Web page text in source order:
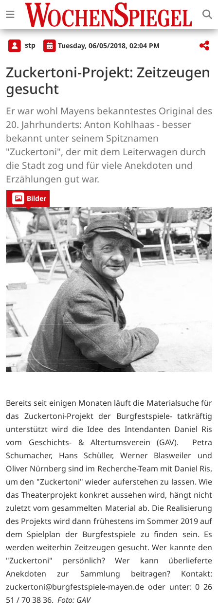
stp Tuesday, 06/05/2018, 02:04 PM
Zuckertoni-Projekt: Zeitzeugen
gesucht
Er war wohl Mayens bekanntestes Original des
20. Jahrhunderts: Anton Kohlhaas - besser
bekannt unter seinem Spitznamen
"Zuckertoni", der mit dem Leiterwagen durch
die Stadt zog und für viele Anekdoten und
Erzählungen gut war.
Bilder
Bereits seit einigen Monaten läuft die Materialsuche für
das Zuckertoni-Projekt der Burgfestspiele- tatkräftig
unterstützt wird die Idee des Intendanten Daniel Ris
vom Geschichts- & Altertumsverein (GAV). Petra
Schumacher, Hans Schüller, Werner Blasweiler und
Oliver Nürnberg sind im Recherche-Team mit Daniel Ris,
um den "Zuckertoni" wieder auferstehen zu lassen. Wie
das Theaterprojekt konkret aussehen wird, hängt nicht
zuletzt vom gesammelten Material ab. Die Realisierung
des Projekts wird dann frühestens im Sommer 2019 auf
dem Spielplan der Burgfestspiele zu finden sein. Es
werden weiterhin Zeitzeugen gesucht. Wer kannte den
"Zuckertoni" persönlich? Wer kann überlieferte
Anekdoten zur Sammlung beitragen? Kontakt:
zuckertoni@burgfestspiele-mayen.de oder unter: 0 26
51 / 70 38 36. Foto: GAV